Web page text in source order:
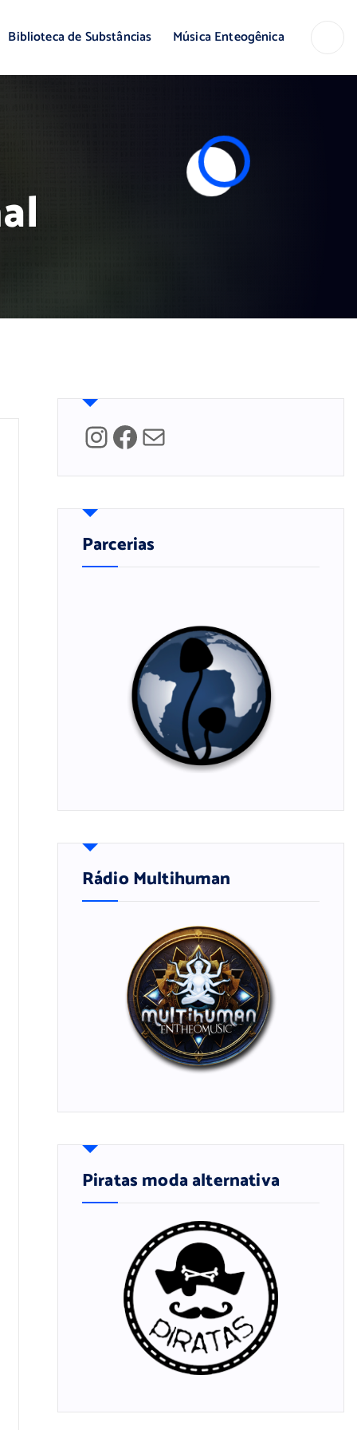
Biblioteca de Substâncias Música Enteogênica
InstagramFacebook Mail
Parcerias
Rádio Multihuman
Piratas moda alternativa